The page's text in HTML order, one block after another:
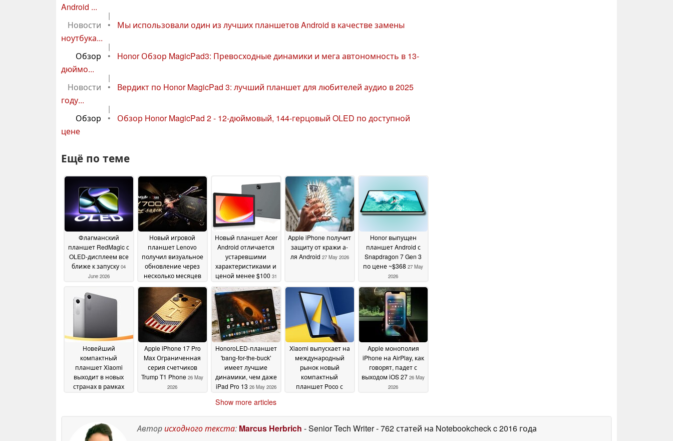
Android ...
|
Новости
•
Мы использовали один из лучших планшетов Android в качестве замены
ноутбука...
|
Обзор
•
Honor Обзор MagicPad3: Превосходные динамики и мега автономность в 13-
дюймо...
|
Новости
•
Вердикт по Honor MagicPad 3: лучший планшет для любителей аудио в 2025
году...
|
Обзор
•
Обзор Honor MagicPad 2 - 12-дюймовый, 144-герцовый OLED по доступной
цене
Ещё по теме
Флагманский
планшет RedMagic с
OLED-дисплеем все
ближе к запуску 04
June 2026
Новый игровой
планшет Lenovo
получил визуальное
обновление через
несколько месяцев
31 May
2026
Новый планшет Acer
Android отличается
устаревшими
характеристиками и
ценой менее $100 31
May 2026
Apple iPhone получит
защиту от кражи а-
ля Android 27 May 2026
Honor выпущен
планшет Android с
Snapdragon 7 Gen 3
по цене ~$368 27 May
2026
Новейший
компактный
планшет Xiaomi
выходит в новых
странах в рамках
Apple iPhone 17 Pro
Max Ограниченная
серия счетчиков
Trump T1 Phone 26 May
2026
HonoroLED-планшет
'bang-for-the-buck'
имеет лучшие
динамики, чем даже
iPad Pro 13 26 May 2026
Xiaomi выпускает на
международный
рынок новый
компактный
планшет Poco с
Apple монополия
iPhone на AirPlay, как
говорят, падет с
выходом iOS 27 26 May
2026
Show more articles
Авторисходного текста: Marcus Herbrich - Senior Tech Writer- 762 статей на Notebookcheckc 2016 года